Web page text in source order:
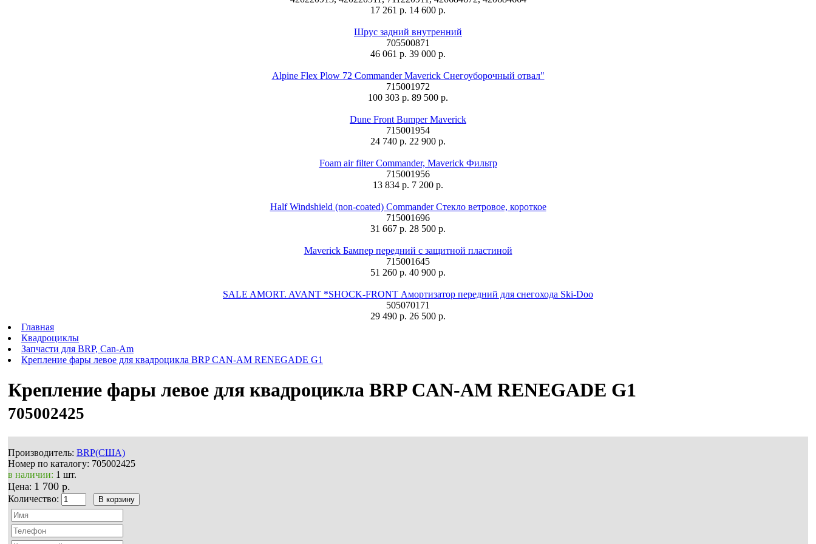
17 261 р. 14 600 р.
Шрус задний внутренний
705500871
46 061 р. 39 000 р.
Alpine Flex Plow 72 Commander Maverick Снегоуборочный отвал"
715001972
100 303 р. 89 500 р.
Dune Front Bumper Maverick
715001954
24 740 р. 22 900 р.
Foam air filter Commander, Maverick Фильтр
715001956
13 834 р. 7 200 р.
Half Windshield (non-coated) Commander Стекло ветровое, короткое
715001696
31 667 р. 28 500 р.
Maverick Бампер передний с защитной пластиной
715001645
51 260 р. 40 900 р.
SALE AMORT. AVANT *SHOCK-FRONT Амортизатор передний для снегохода Ski-Doo
505070171
29 490 р. 26 500 р.
Главная
Квадроциклы
Запчасти для BRP, Can-Am
Крепление фары левое для квадроцикла BRP CAN-AM RENEGADE G1
Крепление фары левое для квадроцикла BRP CAN-AM RENEGADE G1
705002425
Производитель: BRP(США)
Номер по каталогу: 705002425
в наличии: 1 шт.
Цена: 1 700 р.
Количество: